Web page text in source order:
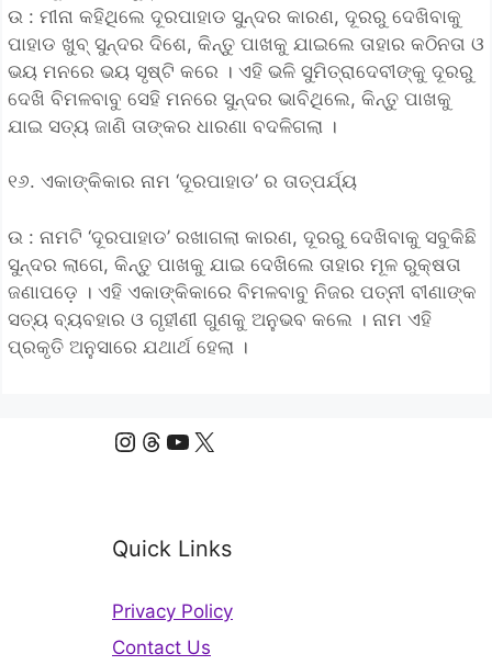
ଉ : ମୀନା କହିଥିଲେ ଦୂରପାହାଡ ସୁନ୍ଦର କାରଣ, ଦୂରରୁ ଦେଖିବାକୁ
ପାହାଡ ଖୁବ୍ ସୁନ୍ଦର ଦିଶେ, କିନ୍ତୁ ପାଖକୁ ଯାଇଲେ ତାହାର କଠିନତା ଓ
ଭୟ ମନରେ ଭୟ ସୃଷ୍ଟି କରେ । ଏହି ଭଳି ସୁମିତ୍ରାଦେବୀଙ୍କୁ ଦୂରରୁ
ଦେଖି ବିମଳବାବୁ ସେହି ମନରେ ସୁନ୍ଦର ଭାବିଥିଲେ, କିନ୍ତୁ ପାଖକୁ
ଯାଇ ସତ୍ୟ ଜାଣି ତାଙ୍କର ଧାରଣା ବଦଳିଗଲା ।
୧୬. ଏକାଙ୍କିକାର ନାମ ‘ଦୂରପାହାଡ’ ର ତାତ୍ପର୍ଯ୍ୟ
ଉ : ନାମଟି ‘ଦୂରପାହାଡ’ ରଖାଗଲା କାରଣ, ଦୂରରୁ ଦେଖିବାକୁ ସବୁକିଛି
ସୁନ୍ଦର ଲାଗେ, କିନ୍ତୁ ପାଖକୁ ଯାଇ ଦେଖିଲେ ତାହାର ମୂଳ ରୁକ୍ଷତା
ଜଣାପଡ଼େ । ଏହି ଏକାଙ୍କିକାରେ ବିମଳବାବୁ ନିଜର ପତ୍ନୀ ବୀଣାଙ୍କ
ସତ୍ୟ ବ୍ୟବହାର ଓ ଗୃହୀଣୀ ଗୁଣକୁ ଅନୁଭବ କଲେ । ନାମ ଏହି
ପ୍ରକୃତି ଅନୁସାରେ ଯଥାର୍ଥ ହେଲା ।
Instagram
Threads
YouTube
X
Quick Links
Privacy Policy
Contact Us